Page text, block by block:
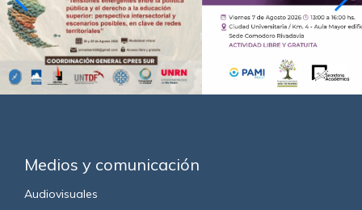
Medios y comunicación
Audiovisuales